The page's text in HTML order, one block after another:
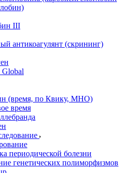
III
антикоагулянт (скрининг)
(время, по Квику, МНО)
время
периодической болезни
генетических полиморфизмов